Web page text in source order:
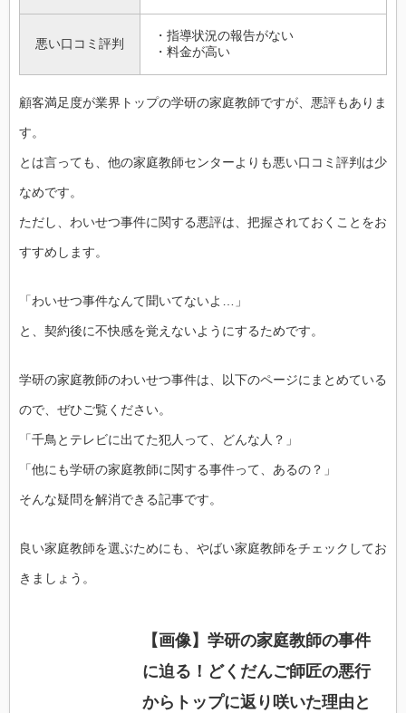
悪い口コミ評判
・指導状況の報告がない
・料金が高い
顧客満足度が業界トップの学研の家庭教師ですが、悪評もありま
す。
とは言っても、他の家庭教師センターよりも悪い口コミ評判は少
なめです。
ただし、わいせつ事件に関する悪評は、把握されておくことをお
すすめします。
「わいせつ事件なんて聞いてないよ…」
と、契約後に不快感を覚えないようにするためです。
学研の家庭教師のわいせつ事件は、以下のページにまとめている
ので、ぜひご覧ください。
「千鳥とテレビに出てた犯人って、どんな人？」
「他にも学研の家庭教師に関する事件って、あるの？」
そんな疑問を解消できる記事です。
良い家庭教師を選ぶためにも、やばい家庭教師をチェックしてお
きましょう。
【画像】学研の家庭教師の事件
に迫る！どくだんご師匠の悪行
からトップに返り咲いた理由と